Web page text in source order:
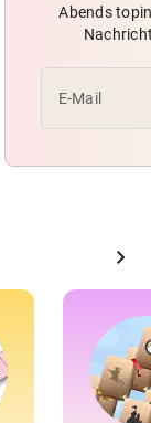
Abends
E-Mail
chevron_right